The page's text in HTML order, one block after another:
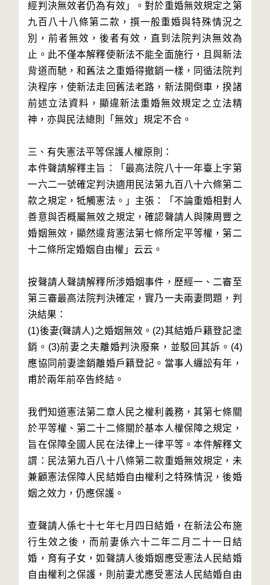
經判決無效者仍為有效」。對於重婚無效規定之第
九百八十八條第二款，撰一般重婚與特殊情況之
別，前者無效，後者有效，直到法院判決無效為
止。此不僅本解釋使新法不能全面施行，且與新法
背道而馳，和舊法之重婚得撤銷一樣，同循法院判
決程序，使新法走回舊法老路，新法開倒車，揆諸
前述立法資料，顯違新法重婚無效規定之立法精
神，亦與民法總則「無效」規定不合。
三、有失憲法平等保護人權原則：
本件聲請解釋主旨：「最高法院八十一年臺上字第
一六二一號確定判決適用民法第九百八十六條第二
款之規定，牴觸憲法。」主張：「不論重婚相對人
善意與否概屬無效之規定，確認聲請人與陳周豐之
婚姻無效，顯然違背憲法第七條所定平等權，第二
十二條所定婚姻自由權」云云。
按聲請人聲請解釋所涉婚姻事件，歷經一、二審至
第三審最高法院判決確定，實乃一夫兩妻問題，判
決結果：
(1)後妻(聲請人)之婚姻無效。(2)其結婚戶籍登記塗
銷。(3)前妻之夫離婚判決廢棄，並駁回其訴。(4)
應協同前妻塗銷離婚戶籍登記。當事人纏訟有年，
甫於兩年前卒告終結。
我們知道憲法第二章人民之權利義務，其第七條關
於平等權、第二十二條關於基本人權保障之規定，
旨在保障全國人民在法律上一律平等。本件解釋文
謂：民法第九百八十八條第二款重婚無效規定，未
兼顧憲法保障人民結婚自由權利之特殊情況，後婚
姻之效力，仍應保護。
查聲請人係七十七年七月四日結婚，在新法公布施
行生效之後，而前妻係六十二年二月二十一日結
婚，育有子女，如聲請人後婚姻應受憲法人民結婚
自由權利之保護，則前妻尤應受憲法人民結婚自由